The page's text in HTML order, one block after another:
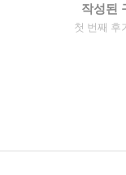
작성된
첫 번째 후